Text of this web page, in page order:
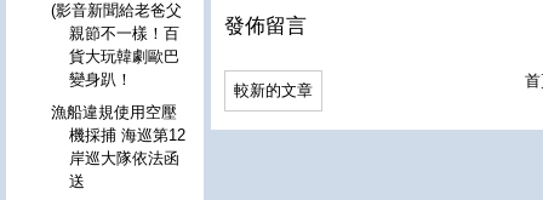
發佈留言
較新的文章
(影音新聞給老爸父
親節不一樣！百
貨大玩韓劇歐巴
變身趴！
漁船違規使用空壓
機採捕 海巡第12
岸巡大隊依法函
送